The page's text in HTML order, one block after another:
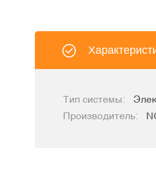
Тип системы:
Производитель: